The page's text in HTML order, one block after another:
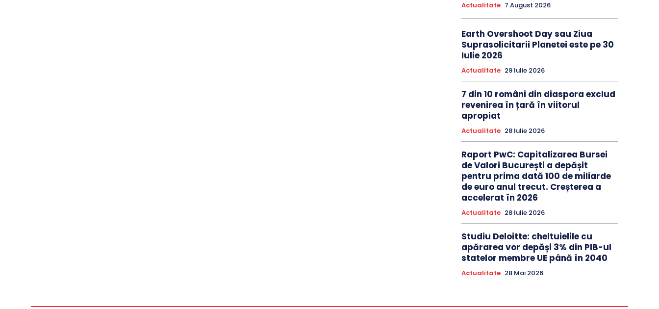
Actualitate 7 August 2026
Earth Overshoot Day sau Ziua
Suprasolicitarii Planetei este pe 30
Iulie 2026
Actualitate 29 Iulie 2026
7 din 10 români din diaspora exclud
revenirea în țară în viitorul
apropiat
Actualitate 28 Iulie 2026
Raport PwC: Capitalizarea Bursei
de Valori București a depășit
pentru prima dată 100 de miliarde
de euro anul trecut. Creșterea a
accelerat în 2026
Actualitate 28 Iulie 2026
Studiu Deloitte: cheltuielile cu
apărarea vor depăși 3% din PIB-ul
statelor membre UE până în 2040
Actualitate 28 Mai 2026